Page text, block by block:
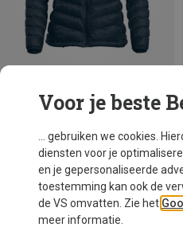
Voor je beste
... gebruiken we cookies.
diensten voor je
en je gepersonaliseerde
toestemming kan ook de
de VS omvatten. Zie het
meer informatie.